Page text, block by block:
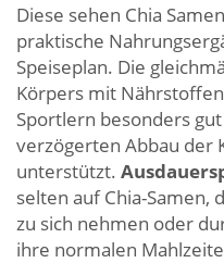
Diese sehen Chia
praktische
Speiseplan. Die
Körpers mit
Sportlern besonders
verzögerten Abbau der
unterstützt.
selten auf Chia-Samen,
zu sich nehmen oder
ihre normalen